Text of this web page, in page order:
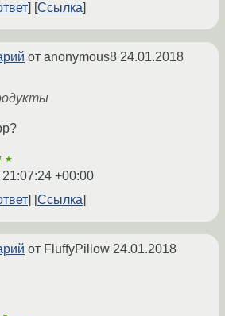
Ссылка
от anonymous8 24.01.2018
★
+00:00
Ссылка
от FluffyPillow 24.01.2018